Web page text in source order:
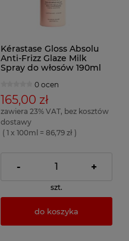
Kérastase Gloss Absolu
Anti-Frizz Glaze Milk
Spray do włosów 190ml
0 ocen
165,00 zł
zawiera 23% VAT, bez kosztów
dostawy
( 1 x 100ml = 86,79 zł )
- +
szt.
do koszyka